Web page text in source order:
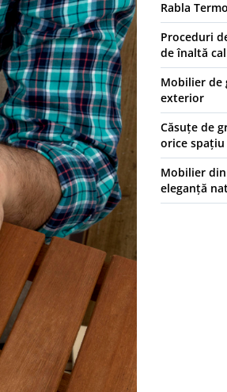
Rabla
Proceduri
de înaltă
Mobilier de
exterior
Căsuțe de
orice spațiu
Mobilier
eleganță